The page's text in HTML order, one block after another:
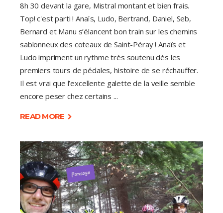
8h 30 devant la gare, Mistral montant et bien frais.
Top! c'est parti ! Anaïs, Ludo, Bertrand, Daniel, Seb,
Bernard et Manu s’élancent bon train sur les chemins
sablonneux des coteaux de Saint-Péray ! Anaïs et
Ludo impriment un rythme très soutenu dès les
premiers tours de pédales, histoire de se réchauffer.
Il est vrai que l’excellente galette de la veille semble
encore peser chez certains
READ MORE